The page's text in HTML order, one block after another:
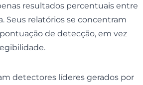
resultados percentuais entre
Seus relatórios se concentram
de detecção, em vez
detectores líderes gerados por